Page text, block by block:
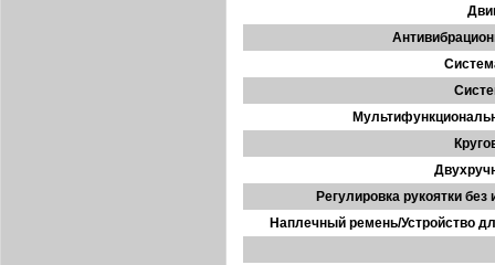
Регулировка рукоятки без
Наплечный ремень/Устройство